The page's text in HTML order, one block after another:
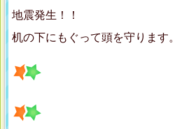
地震発生！！
机の下にもぐって頭を守ります。